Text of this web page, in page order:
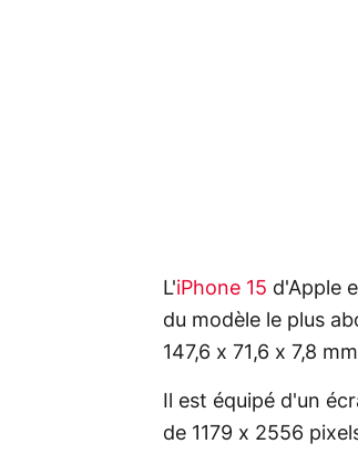
L'iPhone 15 d'Apple
du modèle le plus
147,6 x 71,6 x 7,8
Il est équipé d'un
de 1179 x 2556